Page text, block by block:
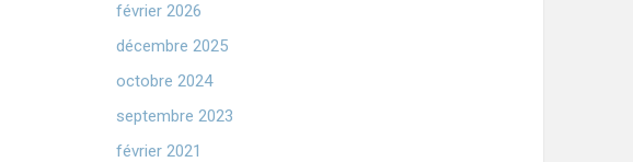
février 2026
décembre 2025
octobre 2024
septembre 2023
février 2021